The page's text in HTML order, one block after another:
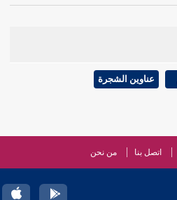
عناوين الشجرة
اتصل بنا من نحن